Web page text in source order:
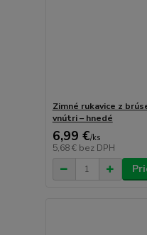
Zimné rukavice z
vnútri – hnedé
6,99 €/ks
5,68 € bez DPH